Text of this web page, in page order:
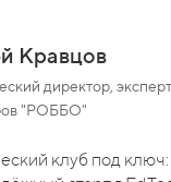
Кравцов
директор,
"РОББО"
клуб под